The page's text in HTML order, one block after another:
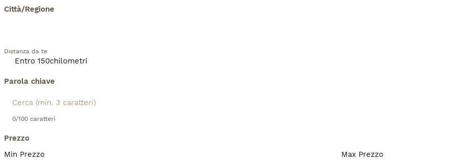
Città/Regione
Distanza da te
Parola chiave
0/100 caratteri
Prezzo
Min Prezzo
Max Prezzo